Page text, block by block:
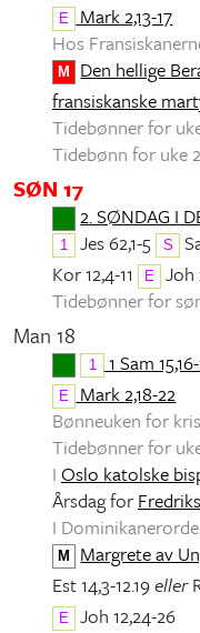
E
Mark 2,13-17
Hos
M
Den hellige
fransiskanske
Tidebønner for
Tidebønn for uke
SØN 17
2. SØNDAG I
1 Jes 62,1-5 S
Kor 12,4-11
E
Joh
Tidebønner for
Man 18
1 1 Sam
E
Mark 2,18-22
Bønneuken for
Tidebønner for
I Oslo katolske
Årsdag for
I
M Margrete av
Est 14,3-12.19eller
E Joh 12,24-26